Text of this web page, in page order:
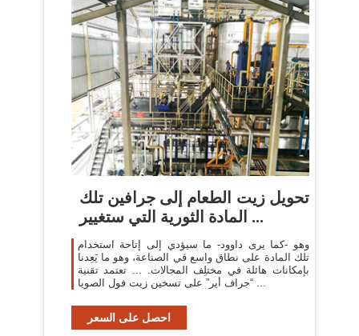
تحويل زيت الطعام إلى جرافين تلك
المادة الثورية التي ستغيير ...
وهو -كما يرى داوود- ما سيؤدي إلى إتاحة استخدام
تلك المادة على نطاق واسع في الصناعة، وهو ما يَعِدنا
بإمكانات هائلة في مختلِف المجالات. ... تعتمد تقنية
“جراف أير” على تسخين زيت فول الصويا ...
احصل على السعر